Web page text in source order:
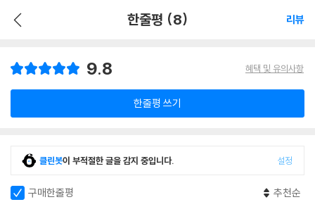
한줄평 (8) 리뷰
9.8 혜택 및 유의사항
한줄평 쓰기
클린봇이 부적절한 글을 감지 중입니다. 설정
구매한줄평 추천순